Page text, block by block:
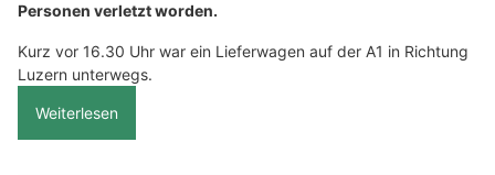
Personen verletzt worden.
Kurz vor 16.30 Uhr war ein Lieferwagen auf der A1 in Richtung
Luzern unterwegs.
Weiterlesen